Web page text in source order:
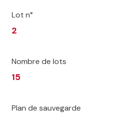
Lot n°
2
Nombre de lots
15
Plan de sauvegarde